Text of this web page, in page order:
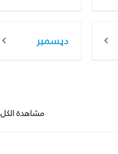
ديسمبر
مشاهدة الكل